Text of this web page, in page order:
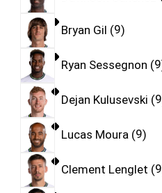
Bryan Gil 9
Ryan Sessegnon 9
Dejan Kulusevski 9
Lucas Moura 9
Clement Lenglet 9